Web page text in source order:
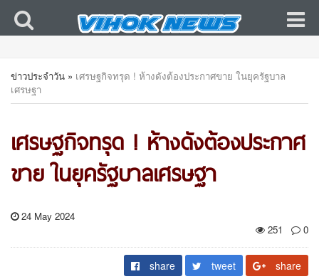
ข่าวประจำวัน » เศรษฐกิจทรุด ! ห้างดังต้องประกาศขาย ในยุครัฐบาล
เศรษฐา
เศรษฐกิจทรุด ! ห้างดังต้องประกาศ
ขาย ในยุครัฐบาลเศรษฐา
24 May 2024
251
0
share tweet share